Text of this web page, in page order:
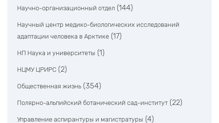
Научно-организационный отдел (144)
Научный центр медико-биологических исследований
адаптации человека в Арктике (17)
НП Наука и университеты (1)
НЦМУ ЦРИРС (2)
Общественная жизнь (354)
Полярно-альпийский ботанический сад-институт (22)
Управление аспирантуры и магистратуры (4)